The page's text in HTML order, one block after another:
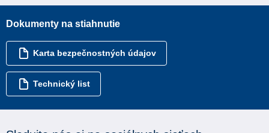
Dokumenty na stiahnutie
Karta bezpečnostných údajov
Technický list